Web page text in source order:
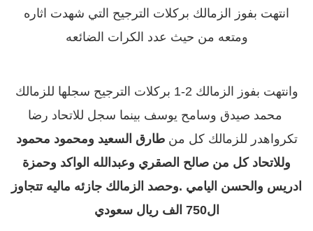
انتهت بفوز الزمالك بركلات الترجيح التي شهدت اثاره
ومتعه من حيث عدد الكرات الضائعه
وانتهت بفوز الزمالك 2-1 بركلات الترجيح سجلها للزمالك
محمد صيدق وسامح يوسف بينما سجل للاتحاد رضا
تكر واهدر للزمالك كل منطارق السعيد ومحمود محمود
وللاتحاد كل من صالح الصقري وعبدالله الواكد وحمزة
ادريس والحسن اليامي .وحصد الزمالك جازئه ماليه تتجاوز
ال750 الف ريال سعودي